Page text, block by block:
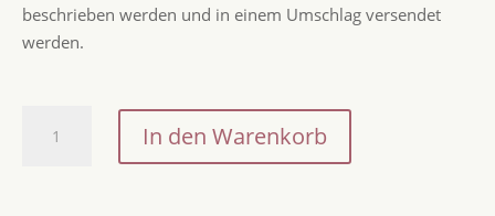
beschrieben werden und in einem Umschlag versendet
werden.
In den Warenkorb